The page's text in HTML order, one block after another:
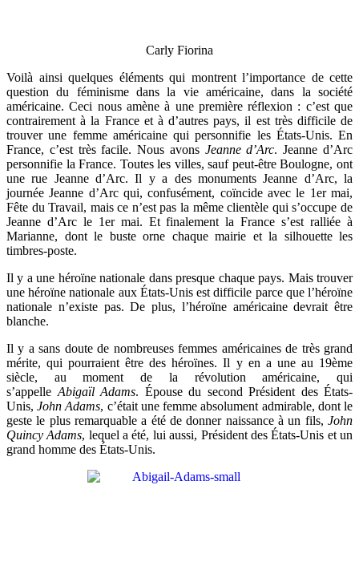
Carly Fiorina
Voilà ainsi quelques éléments qui montrent l’importance de cette
question du féminisme dans la vie américaine, dans la société
américaine. Ceci nous amène à une première réflexion : c’est que
contrairement à la France et à d’autres pays, il est très difficile de
trouver une femme américaine qui personnifie les États-Unis. En
France, c’est très facile. Nous avons Jeanne d’Arc. Jeanne d’Arc
personnifie la France. Toutes les villes, sauf peut-être Boulogne, ont
une rue Jeanne d’Arc. Il y a des monuments Jeanne d’Arc, la
journée Jeanne d’Arc qui, confusément, coïncide avec le 1er mai,
Fête du Travail, mais ce n’est pas la même clientèle qui s’occupe de
Jeanne d’Arc le 1er mai. Et finalement la France s’est ralliée à
Marianne, dont le buste orne chaque mairie et la silhouette les
timbres-poste.
Il y a une héroïne nationale dans presque chaque pays. Mais trouver
une héroïne nationale aux États-Unis est difficile parce que l’héroïne
nationale n’existe pas. De plus, l’héroïne américaine devrait être
blanche.
Il y a sans doute de nombreuses femmes américaines de très grand
mérite, qui pourraient être des héroïnes. Il y en a une au 19ème
siècle, au moment de la révolution américaine, qui
s’appelle Abigaïl Adams. Épouse du second Président des États-
Unis,John Adams, c’était une femme absolument admirable, dont le
geste le plus remarquable a été de donner naissance à un fils, John
Quincy Adams, lequel a été, lui aussi, Président des États-Unis et un
grand homme des États-Unis.